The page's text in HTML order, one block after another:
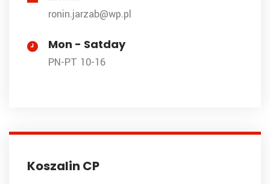
ronin.jarzab@wp.pl
Mon - Satday
PN-PT 10-16
Koszalin CP